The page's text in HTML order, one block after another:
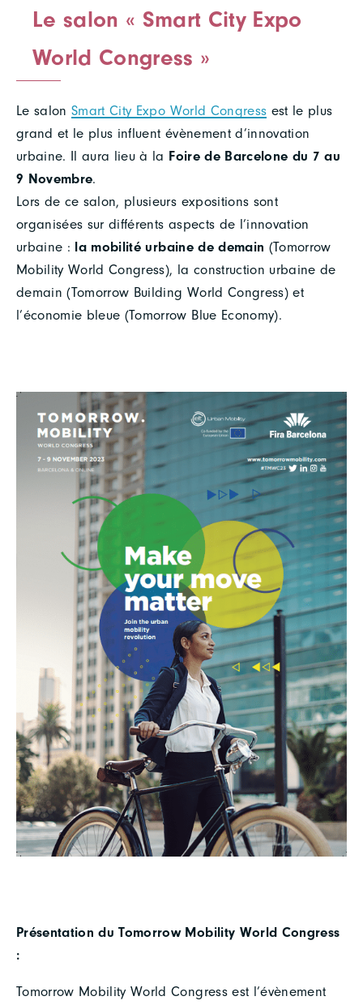
Le salon « Smart City Expo
World Congress »
Le salonSmart City Expo World Congress est le plus
grand et le plus influent évènement d’innovation
urbaine. Il aura lieu à la Foire de Barcelone du 7 au
9 Novembre.
Lors de ce salon, plusieurs expositions sont
organisées sur différents aspects de l’innovation
urbaine : la mobilité urbaine de demain (Tomorrow
Mobility World Congress), la construction urbaine de
demain (Tomorrow Building World Congress) et
l’économie bleue (Tomorrow Blue Economy).
Présentation du Tomorrow Mobility World Congress
:
Tomorrow Mobility World Congress est l’évènement